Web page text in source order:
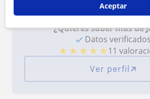
¿Quieres saber más de
Datos verificados
★ ★ ★ ★ ★11
Ver perfil
Aceptar